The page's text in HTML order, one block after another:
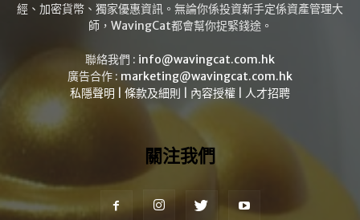
經、加密貨幣、獨家優惠資訊。無論你係投資新手定係資產管理大
師，WavingCat都會幫你捉緊錢途。
聯絡我們 : info@wavingcat.com.hk
廣告合作 : marketing@wavingcat.com.hk
私隱聲明
條款及細則 內容授權 人才招聘
關注我們